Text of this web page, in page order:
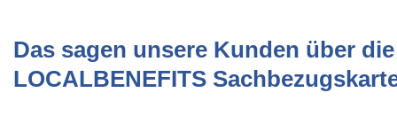
Das sagen unsere Kunden über die
LOCALBENEFITS